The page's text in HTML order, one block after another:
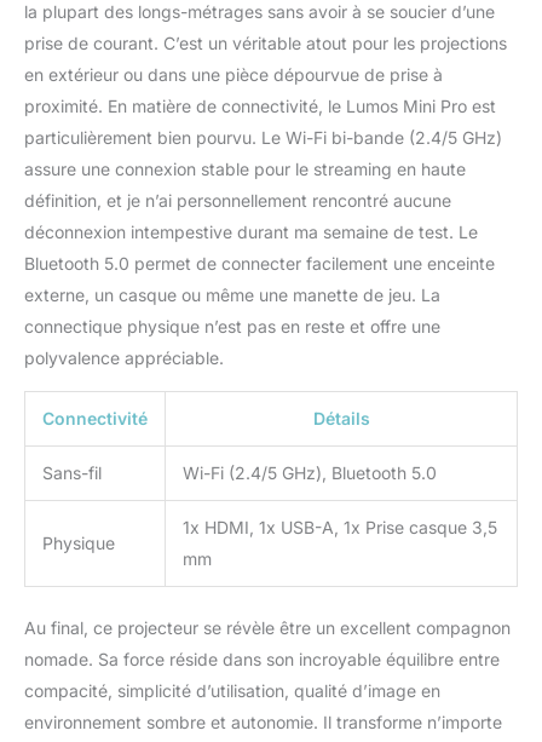
la plupart des longs-métrages sans avoir à se soucier d’une
prise de courant. C’est un véritable atout pour les projections
en extérieur ou dans une pièce dépourvue de prise à
proximité. En matière de connectivité, le Lumos Mini Pro est
particulièrement bien pourvu. Le Wi-Fi bi-bande (2.4/5 GHz)
assure une connexion stable pour le streaming en haute
définition, et je n’ai personnellement rencontré aucune
déconnexion intempestive durant ma semaine de test. Le
Bluetooth 5.0 permet de connecter facilement une enceinte
externe, un casque ou même une manette de jeu. La
connectique physique n’est pas en reste et offre une
polyvalence appréciable.
Connectivité Détails
Sans-fil Wi-Fi (2.4/5 GHz), Bluetooth 5.0
Physique
1x HDMI, 1x USB-A, 1x Prise casque 3,5
mm
Au final, ce projecteur se révèle être un excellent compagnon
nomade. Sa force réside dans son incroyable équilibre entre
compacité, simplicité d’utilisation, qualité d’image en
environnement sombre et autonomie. Il transforme n’importe